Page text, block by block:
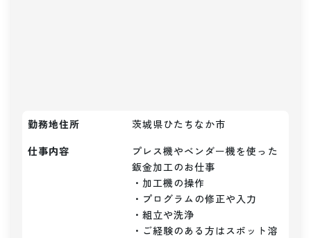
勤務地住所
茨城県ひたちなか市
仕事内容
プレス機やベンダー機を使った
鈑金加工のお仕事
・加工機の操作
・プログラムの修正や入力
・組立や洗浄
・ご経験のある方はスポット溶